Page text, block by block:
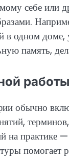
себе или
в одном
память,
обычно
на практике
помогает